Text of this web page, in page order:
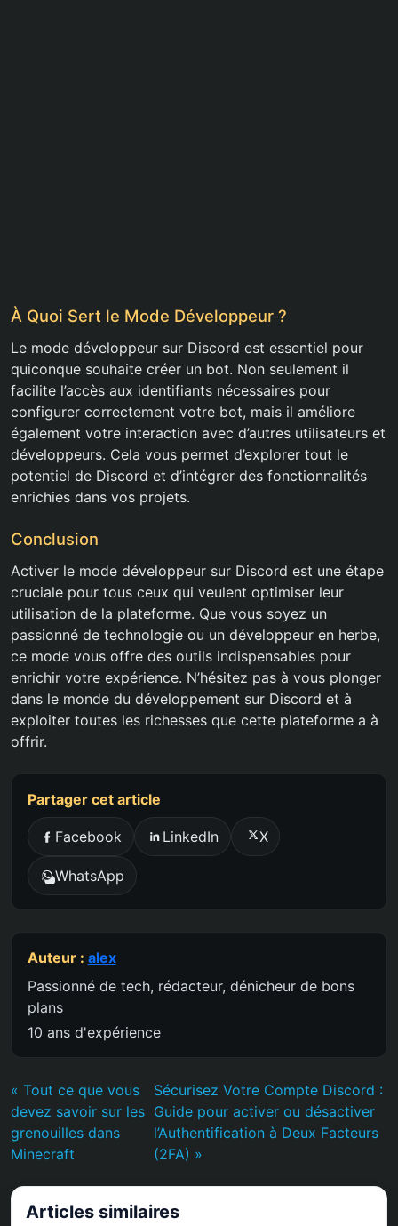
À Quoi Sert le Mode Développeur ?
Le mode développeur sur Discord est essentiel pour
quiconque souhaite créer un bot. Non seulement il
facilite l’accès aux identifiants nécessaires pour
configurer correctement votre bot, mais il améliore
également votre interaction avec d’autres utilisateurs et
développeurs. Cela vous permet d’explorer tout le
potentiel de Discord et d’intégrer des fonctionnalités
enrichies dans vos projets.
Conclusion
Activer le mode développeur sur Discord est une étape
cruciale pour tous ceux qui veulent optimiser leur
utilisation de la plateforme. Que vous soyez un
passionné de technologie ou un développeur en herbe,
ce mode vous offre des outils indispensables pour
enrichir votre expérience. N’hésitez pas à vous plonger
dans le monde du développement sur Discord et à
exploiter toutes les richesses que cette plateforme a à
offrir.
Partager cet article
Facebook LinkedIn X
WhatsApp
Auteur : alex
Passionné de tech, rédacteur, dénicheur de bons
plans
10 ans d'expérience
« Tout ce que vous
devez savoir sur les
grenouilles dans
Minecraft
Sécurisez Votre Compte Discord :
Guide pour activer ou désactiver
l’Authentification à Deux Facteurs
(2FA) »
Articles similaires